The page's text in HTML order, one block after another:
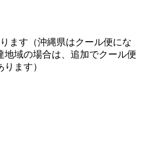
ます（沖縄県はクール便にな
地域の場合は、追加でクール便
ます）